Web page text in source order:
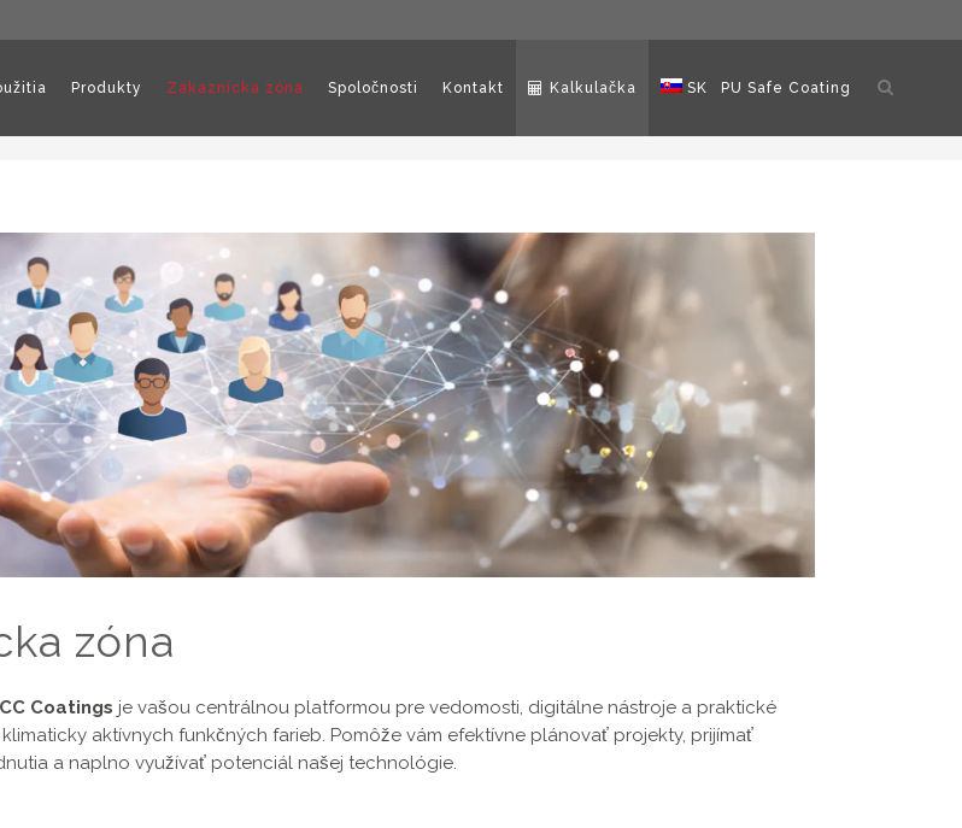
Otvoriť
Produkty Zákaznícka zóna Spoločnosti Kontakt Kalkulačka SK PU Safe Coating
zóna
Coatings je vašou centrálnou platformou pre vedomosti, digitálne nástroje a praktické
aktívnych funkčných farieb. Pomôže vám efektívne plánovať projekty, prijímať
a naplno využívať potenciál našej technológie.